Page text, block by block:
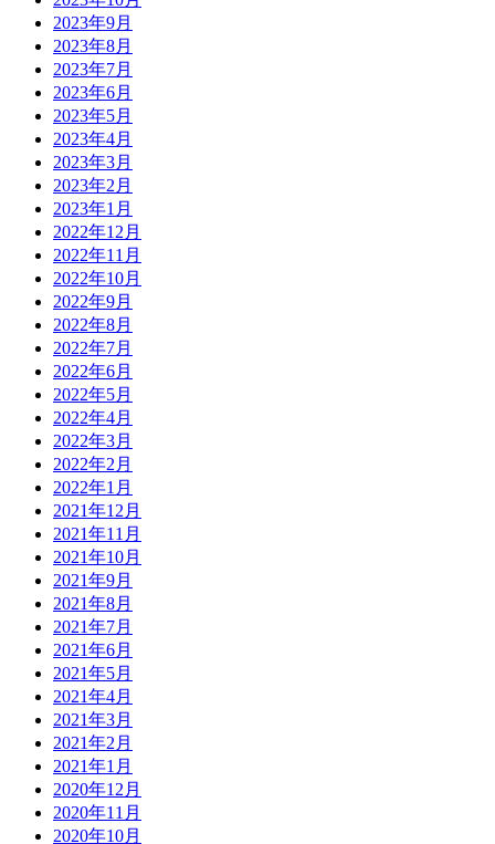
2023年9月
2023年8月
2023年7月
2023年6月
2023年5月
2023年4月
2023年3月
2023年2月
2023年1月
2022年12月
2022年11月
2022年10月
2022年9月
2022年8月
2022年7月
2022年6月
2022年5月
2022年4月
2022年3月
2022年2月
2022年1月
2021年12月
2021年11月
2021年10月
2021年9月
2021年8月
2021年7月
2021年6月
2021年5月
2021年4月
2021年3月
2021年2月
2021年1月
2020年12月
2020年11月
2020年10月